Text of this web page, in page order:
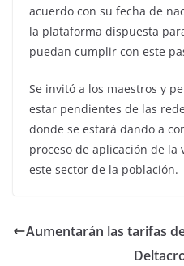
acuerdo con su fecha de
la plataforma dispuesta
puedan cumplir con este
Se invitó a los maestros y
estar pendientes de las
donde se estará dando a
proceso de aplicación de la
este sector de la población.
Aumentarán las tarifas